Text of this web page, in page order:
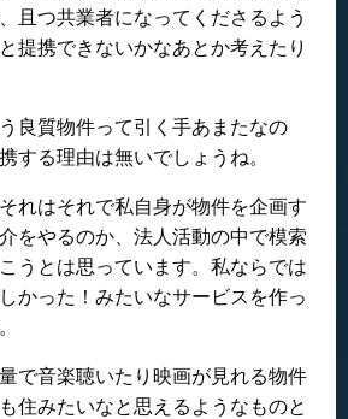
且つ共業者になってくださるよう
提携できないかなあとか考えたり
良質物件って引く手あまたなの
する理由は無いでしょうね。
れはそれで私自身が物件を企画す
をやるのか、法人活動の中で模索
うとは思っています。私ならでは
かった！みたいなサービスを作っ
で音楽聴いたり映画が見れる物件
住みたいなと思えるようなものと